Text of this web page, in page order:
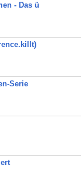
- Das ü
Serie